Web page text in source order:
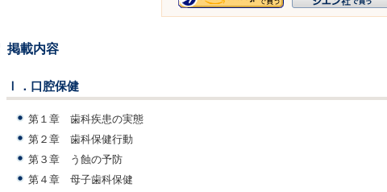
掲載内容
Ⅰ．口腔保健
第１章 歯科疾患の実態
第２章 歯科保健行動
第３章 う蝕の予防
第４章 母子歯科保健